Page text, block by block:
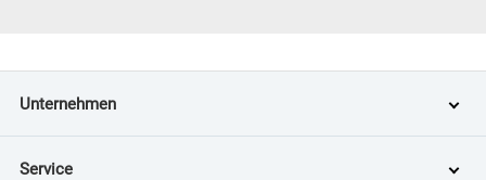
Unternehmen
Service